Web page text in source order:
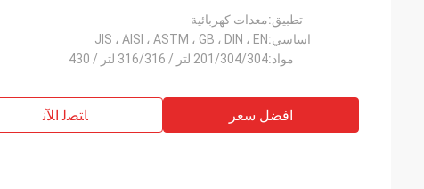
تطبيق:معدات كهربائية
اساسي:JIS ، AISI ، ASTM ، GB ، DIN ، EN
مواد:201/304/304 لتر / 316/316 لتر / 430
افضل سعر ﺎﺘﺼﻟ ﺍﻶﻧ